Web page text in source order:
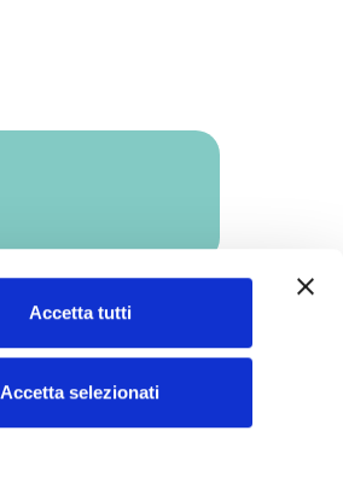
Accetta tutti
Accetta selezionati